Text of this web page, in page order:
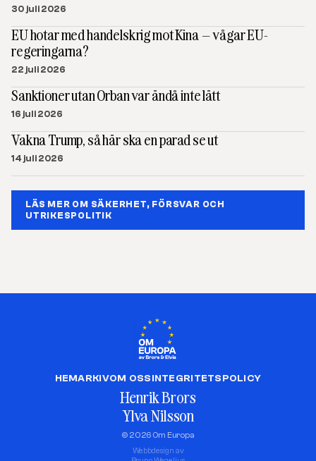
30 juli 2026
EU hotar med handelskrig mot Kina – vågar EU-
regeringarna?
22 juli 2026
Sanktioner utan Orban var ändå inte lätt
16 juli 2026
Vakna Trump, så här ska en parad se ut
14 juli 2026
LÄS MER OM SÄKERHET, FÖRSVAR OCH
UTRIKESPOLITIK
HEMARKIVOM OSSINTEGRITETSPOLICY
Henrik Brors
Ylva Nilsson
© 2026 Om Europa
Webbdesign av